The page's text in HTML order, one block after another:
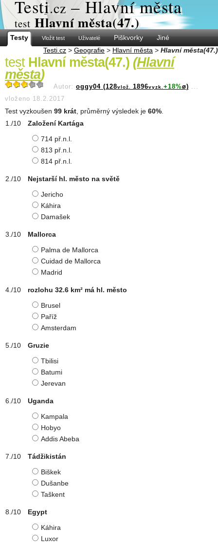
Testi.cz – Hlavní města
test Hlavní města(47.)
Testy Vložit test Uživatelé Piškvorky
Jiné
Testi.cz > Geografie > Hlavní města > Hlavní města(47.)
test Hlavní města(47.) (Hlavní
města)
Autor: oggy04 (128vlož. 1896vyzk. +18%ø) ...
vloženo 18.2.2017
Test vyzkoušen 99 krát , průměrný výsledek je 60%
Založení Kartága
714 př.n.l.
813 př.n.l.
814 př.n.l.
Nejstarší hl. město na světě
Jericho
Káhira
Damašek
Mallorca
Palma de Mallorca
Cuidad de Mallorca
Madrid
rozlohu 32.6 km² má hl. město
Brusel
Paříž
Amsterdam
Gruzie
Tbilisi
Batumi
Jerevan
Uganda
Kampala
Hobyo
Addis Abeba
Tádžikistán
Biškek
Dušanbe
Taškent
Egypt
Káhira
Luxor